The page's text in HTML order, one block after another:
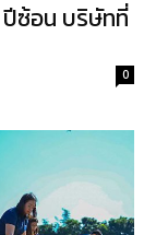
ซ้อน บริษัทที่
0